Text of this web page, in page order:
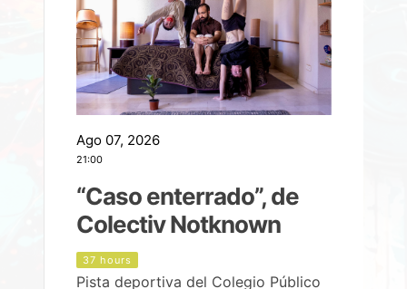
Ago 07, 2026
21:00
“Caso enterrado”, de
Colectiv Notknown
37 hours
Pista deportiva del Colegio Público